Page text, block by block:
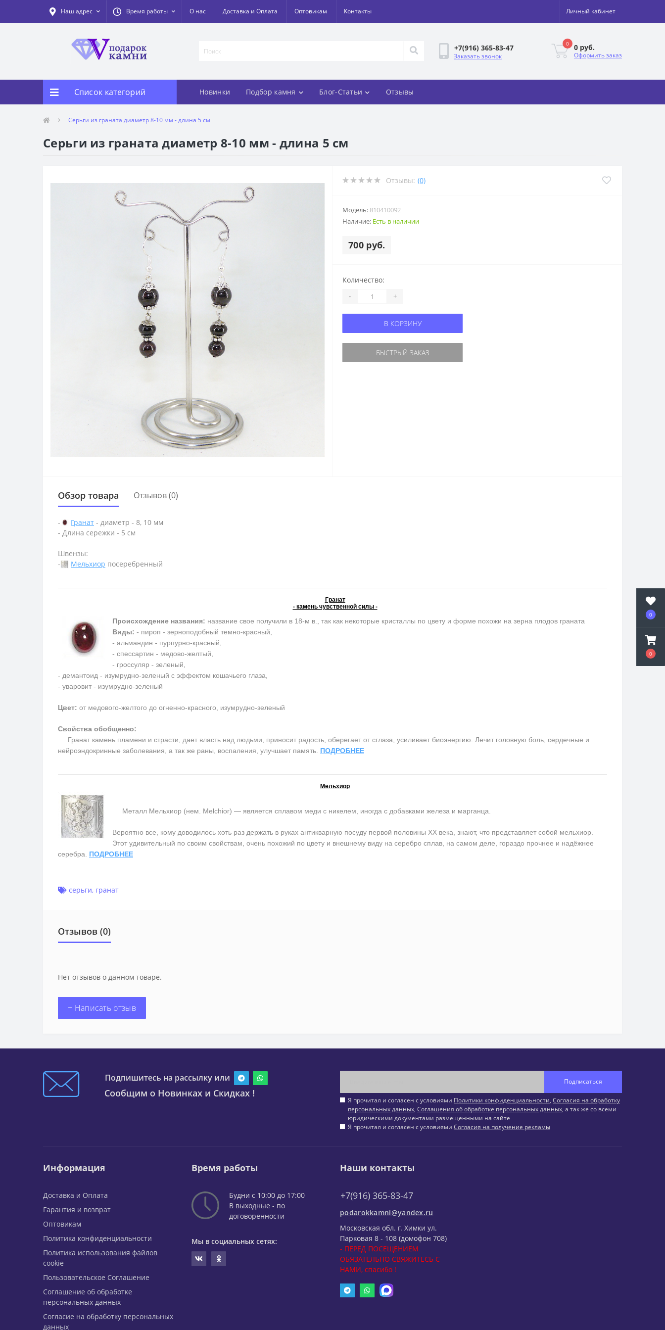
0
0
Наш адрес Время работы О нас Доставка и Оплата Оптовикам Контакты Личный кабинет
+7(916) 365-83-47
Заказать звонок
0 0 руб.
Оформить заказ
Список категорий Новинки Подбор камня Блог-Статьи Отзывы
Серьги из граната диаметр 8-10 мм - длина 5 см
Серьги из граната диаметр 8-10 мм - длина 5 см
Отзывы: (0)
Модель: 810410092
Наличие: Есть в наличии
700 руб.
Количество:
- +
В КОРЗИНУ
БЫСТРЫЙ ЗАКАЗ
Обзор товара Отзывов (0)
- Гранат - диаметр - 8, 10 мм
- Длина сережки - 5 см
Швензы:
-
Мельхиор посеребренный
Гранат
- камень чувственной силы -
Происхождение названия: название свое получили в 18-м в., так как некоторые кристаллы по цвету и форме похожи на зерна плодов граната
Виды: - пироп - зерноподобный темно-красный,
- альмандин - пурпурно-красный,
- спессартин - медово-желтый,
- гроссуляр - зеленый,
- демантоид - изумрудно-зеленый с эффектом кошачьего глаза,
- уваровит - изумрудно-зеленый
Цвет: от медового-желтого до огненно-красного, изумрудно-зеленый
Свойства обобщенно:
Гранат камень пламени и страсти, дает власть над людьми, приносит радость, оберегает от сглаза, усиливает биоэнергию. Лечит головную боль, сердечные и
нейроэндокринные заболевания, а так же раны, воспаления, улучшает память. ПОДРОБНЕЕ
Мельхиор
Металл Мельхиор (нем. Melchior) — является сплавом меди с никелем, иногда с добавками железа и марганца.
Вероятно все, кому доводилось хоть раз держать в руках антикварную посуду первой половины ХХ века, знают, что представляет собой мельхиор.
Этот удивительный по своим свойствам, очень похожий по цвету и внешнему виду на серебро сплав, на самом деле, гораздо прочнее и надёжнее
серебра. ПОДРОБНЕЕ
серьги, гранат
Отзывов (0)
Нет отзывов о данном товаре.
+ Написать отзыв
Подпишитесь на рассылку или
Сообщим о Новинках и Скидках !
Подписаться
Я прочитал и согласен с условиями Политики конфиденциальности, Согласия на обработку
персональных данных, Соглашения об обработке персональных данных, а так же со всеми
юридическими документами размещенными на сайте
Я прочитал и согласен с условиями Согласия на получение рекламы
Информация
Доставка и Оплата
Гарантия и возврат
Оптовикам
Политика конфиденциальности
Политика использования файлов
cookie
Пользовательское Соглашение
Соглашение об обработке
персональных данных
Согласие на обработку персональных
данных
Время работы
Будни с 10:00 до 17:00
В выходные - по
договоренности
Мы в социальных сетях:
Наши контакты
+7(916) 365-83-47
podarokkamni@yandex.ru
Московская обл. г. Химки ул.
Парковая 8 - 108 (домофон 708)
- ПЕРЕД ПОСЕЩЕНИЕМ
ОБЯЗАТЕЛЬНО СВЯЖИТЕСЬ С
НАМИ, спасибо !